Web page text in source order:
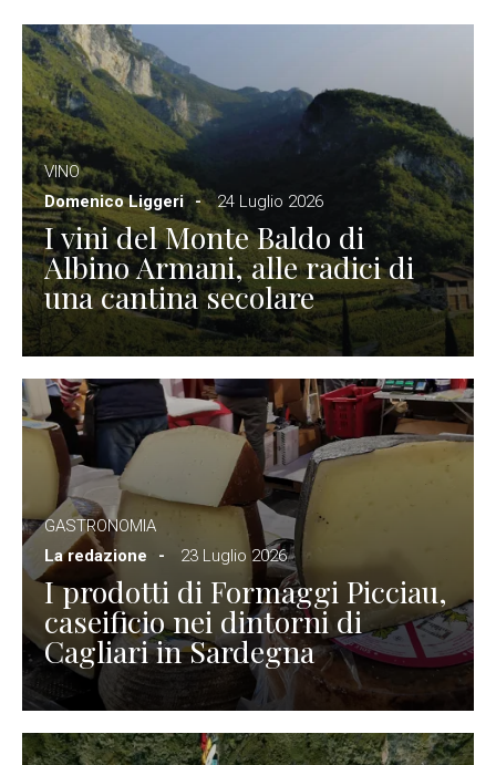
VINO
Domenico Liggeri
24 Luglio 2026
I vini del Monte Baldo di
Albino Armani, alle radici di
una cantina secolare
GASTRONOMIA
La redazione
23 Luglio 2026
I prodotti di Formaggi Picciau,
caseificio nei dintorni di
Cagliari in Sardegna